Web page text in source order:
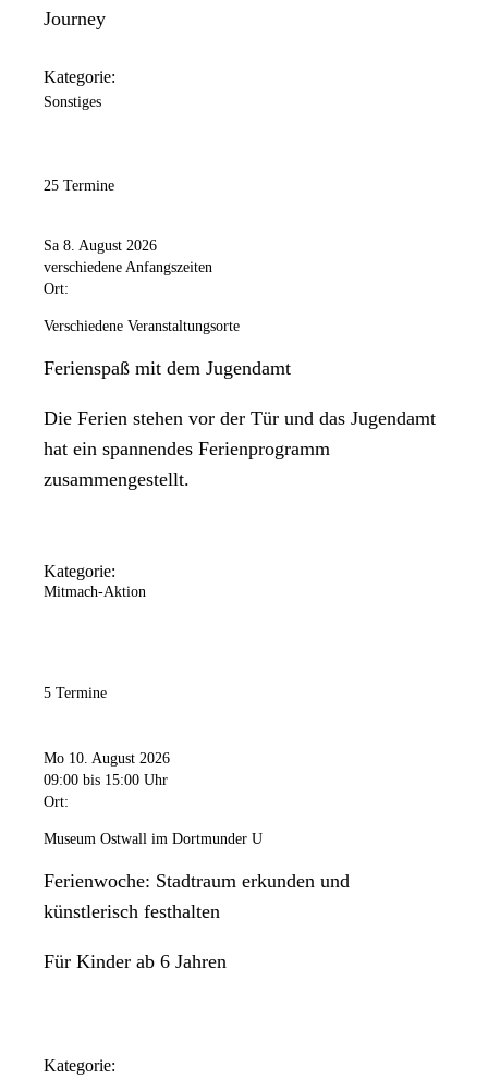
Journey
Kategorie:
Sonstiges
25 Termine
Sa 8. August 2026
verschiedene Anfangszeiten
Ort:
Verschiedene Veranstaltungsorte
Ferienspaß mit dem Jugendamt
Die Ferien stehen vor der Tür und das Jugendamt
hat ein spannendes Ferienprogramm
zusammengestellt.
Kategorie:
Mitmach-Aktion
5 Termine
Mo 10. August 2026
09:00 bis 15:00 Uhr
Ort:
Museum Ostwall im Dortmunder U
Ferienwoche: Stadtraum erkunden und
künstlerisch festhalten
Für Kinder ab 6 Jahren
Kategorie: